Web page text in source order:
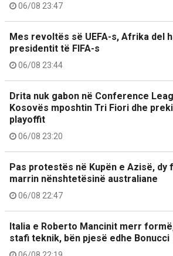
06/08 23:47
Mes revoltës së UEFA-s, Afrika del
presidentit të FIFA-s
06/08 23:44
Drita nuk gabon në Conference
Kosovës mposhtin Tri Fiori dhe
playoffit
06/08 23:20
Pas protestës në Kupën e Azisë, dy
marrin nënshtetësinë australiane
06/08 22:47
Italia e Roberto Mancinit merr
stafi teknik, bën pjesë edhe Bonucci